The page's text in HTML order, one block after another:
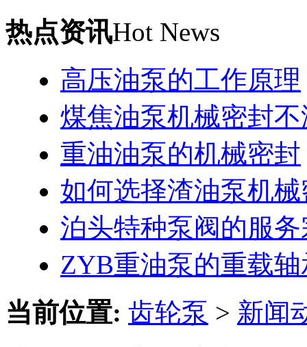
热点资讯Hot News
高压油泵的工作原理
煤焦油泵机械密封
重油油泵的机械密封
如何选择渣油泵机
泊头特种泵阀的服
ZYB重油泵的重载
当前位置: 齿轮泵 > 新闻